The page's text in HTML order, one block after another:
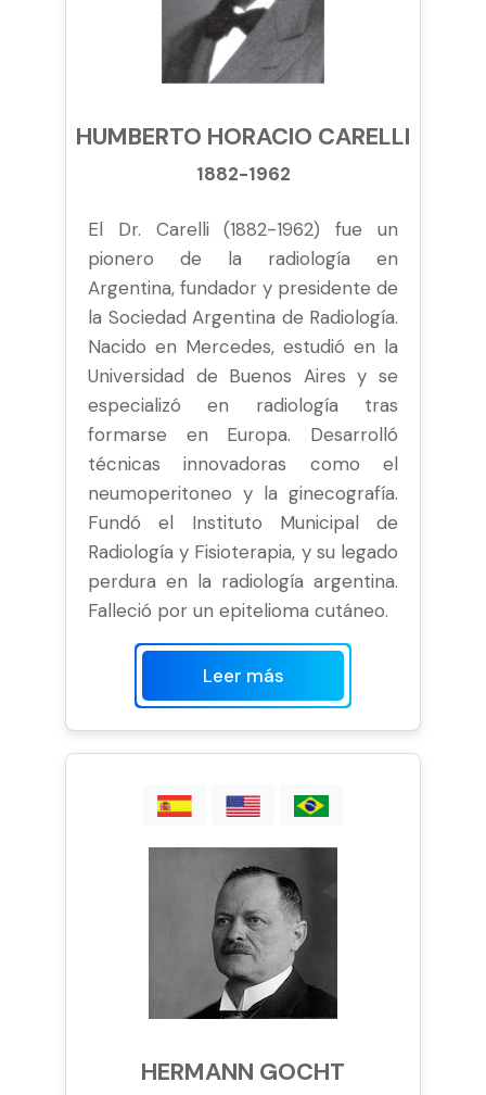
HUMBERTO HORACIO CARELLI
1882-1962
El Dr. Carelli (1882-1962) fue un
pionero de la radiología en
Argentina, fundador y presidente de
la Sociedad Argentina de Radiología.
Nacido en Mercedes, estudió en la
Universidad de Buenos Aires y se
especializó en radiología tras
formarse en Europa. Desarrolló
técnicas innovadoras como el
neumoperitoneo y la ginecografía.
Fundó el Instituto Municipal de
Radiología y Fisioterapia, y su legado
perdura en la radiología argentina.
Falleció por un epitelioma cutáneo.
Leer más
HERMANN GOCHT